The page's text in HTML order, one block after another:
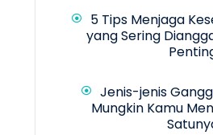
5 Tips Menjaga
yang Sering
Jenis-jenis
Mungkin Kamu